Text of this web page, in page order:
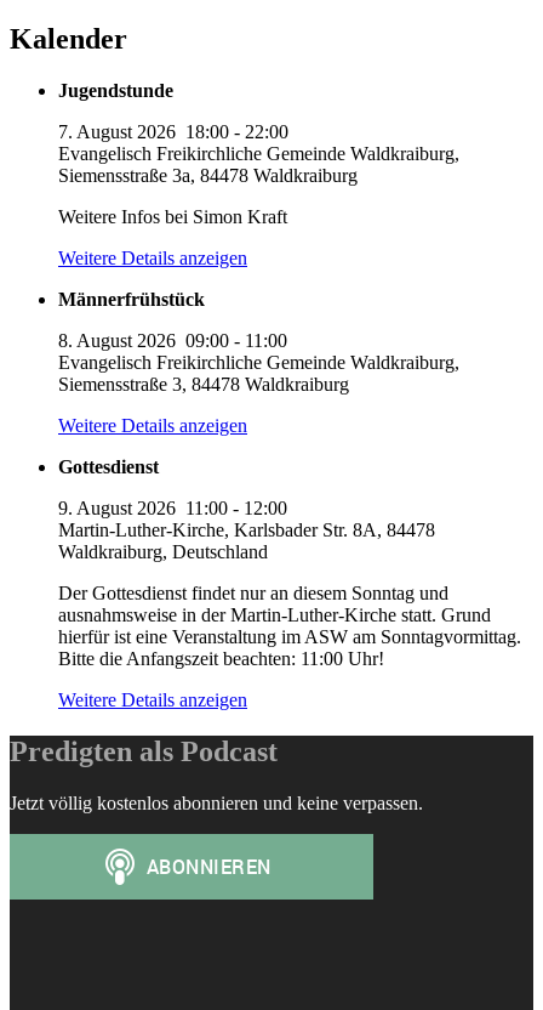
Kalender
Jugendstunde
7. August 2026 18:00 - 22:00
Evangelisch Freikirchliche Gemeinde Waldkraiburg,
Siemensstraße 3a, 84478 Waldkraiburg
Weitere Infos bei Simon Kraft
Weitere Details anzeigen
Männerfrühstück
8. August 2026 09:00 - 11:00
Evangelisch Freikirchliche Gemeinde Waldkraiburg,
Siemensstraße 3, 84478 Waldkraiburg
Weitere Details anzeigen
Gottesdienst
9. August 2026 11:00 - 12:00
Martin-Luther-Kirche, Karlsbader Str. 8A, 84478
Waldkraiburg, Deutschland
Der Gottesdienst findet nur an diesem Sonntag und
ausnahmsweise in der Martin-Luther-Kirche statt. Grund
hierfür ist eine Veranstaltung im ASW am Sonntagvormittag.
Bitte die Anfangszeit beachten: 11:00 Uhr!
Weitere Details anzeigen
Predigten als Podcast
Jetzt völlig kostenlos abonnieren und keine verpassen.